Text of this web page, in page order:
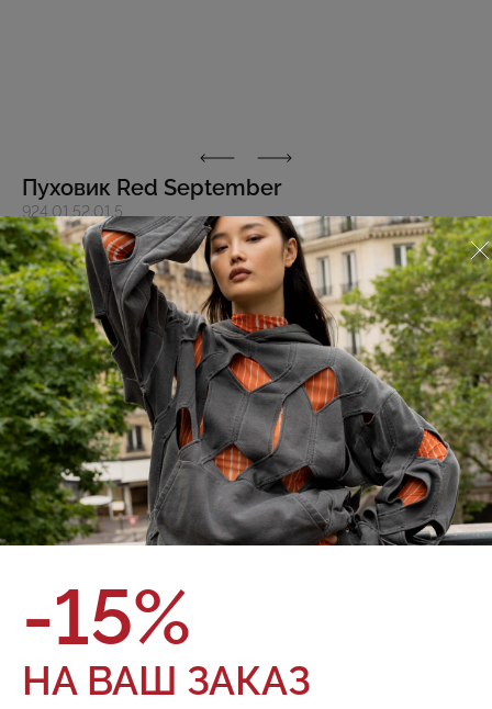
Пуховик Red September
924.01.52.01.5
О товаре Оплата и доставка
Зимняя куртка Puffer с капюшоном из итальянской
плащовой ткани с рипстоп плетением. Финишная
обработка ткани обладает водоотталкивающими
свойствами. Синтетический наполнитель (синтепух).
Объемный bubble силуэт длиной ниже бедра. Боковые
карманы с ветрозащитным клапаном Застежка на молнии с
ветрозащитной планкой на кнопках Объемный капюшон
регулируется эластичным шнурком с фиксаторами Подол
регулируется эластичным шнурком с фиксаторами
Внутренний карман на груди Эластичные внутренние
манжеты
Бренд: Red September
утеплитель полиэстер 100%
Цвет:
Размер:
Таблица размеров
ТОВАРА НЕТ В НАЛИЧИИ
-15%
НА ВАШ ЗАКАЗ